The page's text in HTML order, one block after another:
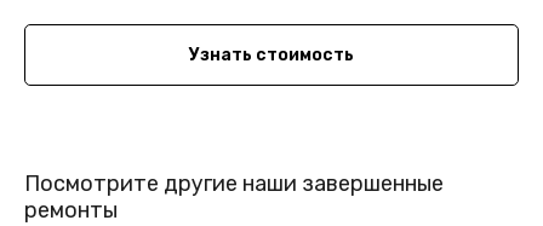
Узнать стоимость
Посмотрите другие наши завершенные
ремонты